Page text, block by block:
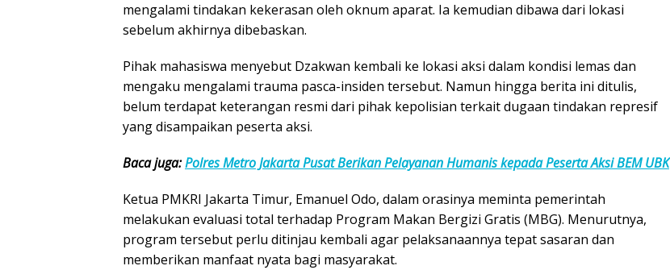
mengalami tindakan kekerasan oleh oknum aparat. Ia kemudian dibawa dari lokasi
sebelum akhirnya dibebaskan.
Pihak mahasiswa menyebut Dzakwan kembali ke lokasi aksi dalam kondisi lemas dan
mengaku mengalami trauma pasca-insiden tersebut. Namun hingga berita ini ditulis,
belum terdapat keterangan resmi dari pihak kepolisian terkait dugaan tindakan represif
yang disampaikan peserta aksi.
Baca juga:Polres Metro Jakarta Pusat Berikan Pelayanan Humanis kepada Peserta Aksi BEM UBK
Ketua PMKRI Jakarta Timur, Emanuel Odo, dalam orasinya meminta pemerintah
melakukan evaluasi total terhadap Program Makan Bergizi Gratis (MBG). Menurutnya,
program tersebut perlu ditinjau kembali agar pelaksanaannya tepat sasaran dan
memberikan manfaat nyata bagi masyarakat.